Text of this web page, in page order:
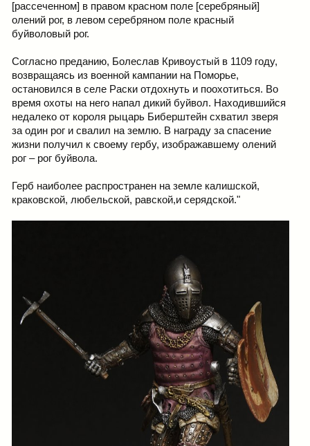
[рассеченном] в правом красном поле [серебряный]
олений рог, в левом серебряном поле красный
буйволовый рог.
Согласно преданию, Болеслав Кривоустый в 1109 году,
возвращаясь из военной кампании на Поморье,
остановился в селе Раски отдохнуть и поохотиться. Во
время охоты на него напал дикий буйвол. Находившийся
недалеко от короля рыцарь Биберштейн схватил зверя
за один рог и свалил на землю. В награду за спасение
жизни получил к своему гербу, изображавшему олений
рог – рог буйвола.
Герб наиболее распространен на земле калишской,
краковской, любельской, равской,и серядской."